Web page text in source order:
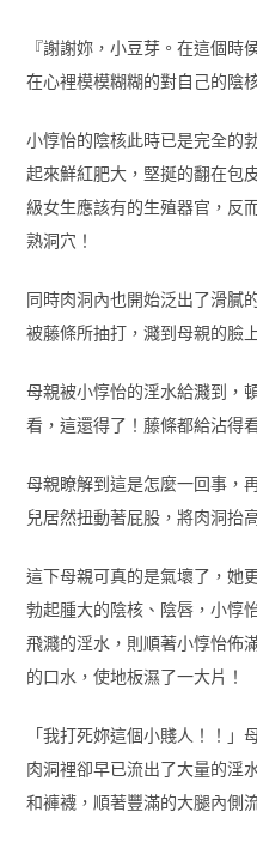
『謝謝妳，小豆芽。在這個
在心裡模模糊糊的對自己的陰
小惇怡的陰核此時已是完全的
起來鮮紅肥大，堅挻的翻在包
級女生應該有的生殖器官，反
熟洞穴！
同時肉洞內也開始泛出了滑膩
被藤條所抽打，濺到母親的臉
母親被小惇怡的淫水給濺到，
看，這還得了！藤條都給沾得
母親瞭解到這是怎麼一回事，
兒居然扭動著屁股，將肉洞抬
這下母親可真的是氣壞了，她
勃起腫大的陰核、陰唇，小惇
飛濺的淫水，則順著小惇怡佈
的口水，使地板濕了一大片！
「我打死妳這個小賤人！！」
肉洞裡卻早已流出了大量的淫
和褲襪，順著豐滿的大腿內側